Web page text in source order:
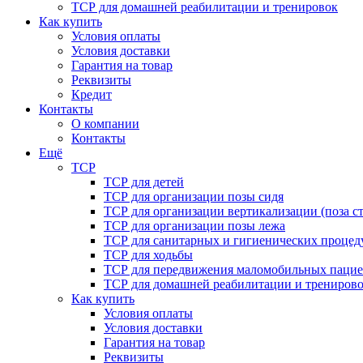
ТСР для домашней реабилитации и тренировок
Как купить
Условия оплаты
Условия доставки
Гарантия на товар
Реквизиты
Кредит
Контакты
О компании
Контакты
Ещё
ТСР
ТСР для детей
ТСР для организации позы сидя
ТСР для организации вертикализации (поза
ТСР для организации позы лежа
ТСР для санитарных и гигиенических
ТСР для ходьбы
ТСР для передвижения маломобильных
ТСР для домашней реабилитации и
Как купить
Условия оплаты
Условия доставки
Гарантия на товар
Реквизиты